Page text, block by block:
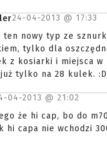
24-04-2013 @ 17:33
ten nowy typ ze
tylko dla
z kosiarki i miejsca w
tylko na 28 kulek. :D
04-2013 @ 21:02
że hi cap, bo do
hi capa nie wchodzi